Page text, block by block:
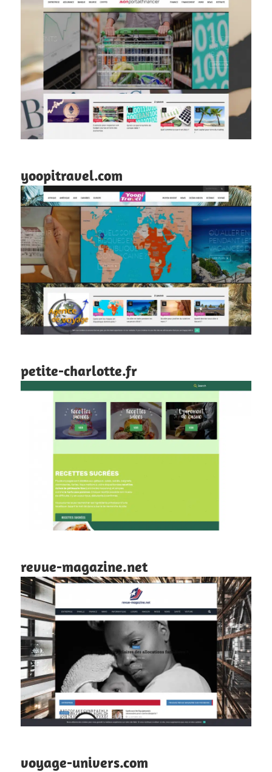
yoopitravel.com
petite-charlotte.fr
revue-magazine.net
voyage-univers.com